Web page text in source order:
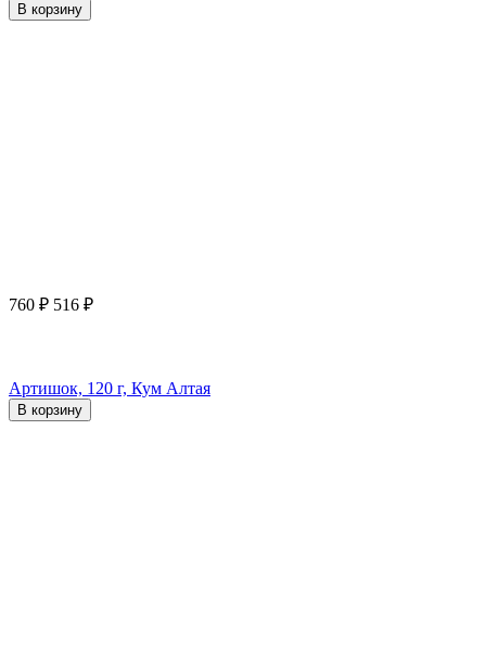
В корзину
760 ₽ 516 ₽
Артишок, 120 г, Кум Алтая
В корзину